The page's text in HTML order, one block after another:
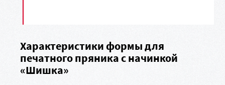
Характеристики формы для
печатного пряника с начинкой
«Шишка»